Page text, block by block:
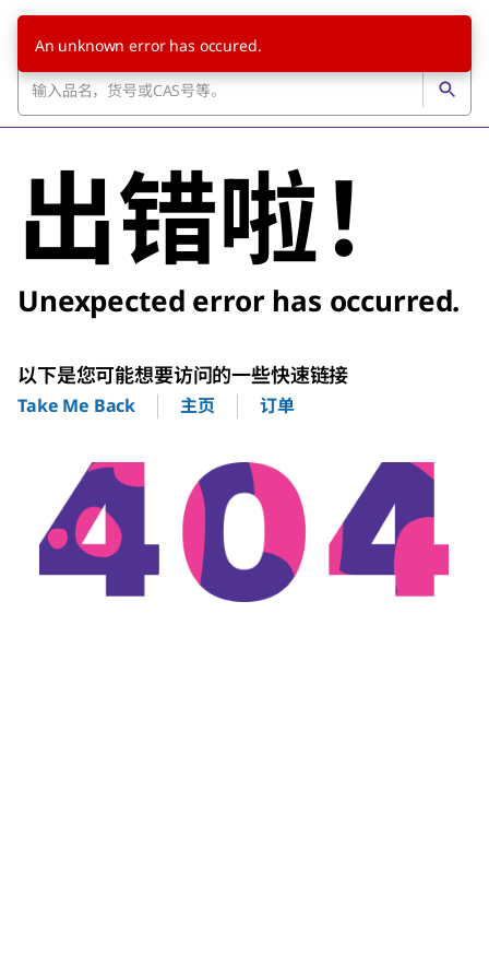
出错啦！
Unexpected error has occurred.
以下是您可能想要访问的一些快速链接
Take Me Back 主页 订单
An unknown error has occured.